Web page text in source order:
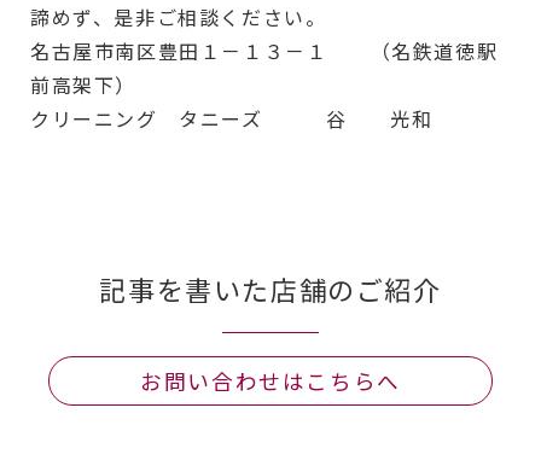
諦めず、是非ご相談ください。
名古屋市南区豊田１－１３－１ （名鉄道徳駅
前高架下）
クリーニング タニーズ 谷 光和
記事を書いた店舗のご紹介
お問い合わせはこちらへ